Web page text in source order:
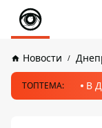
Новости
ТОПТЕМА: В